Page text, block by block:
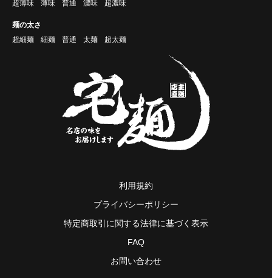
超薄味
薄味 普通 濃味 超濃味
麺の太さ
超細麺
細麺 普通 太麺 超太麺
利用規約
プライバシーポリシー
特定商取引に関する法律に基づく表示
FAQ
お問い合わせ